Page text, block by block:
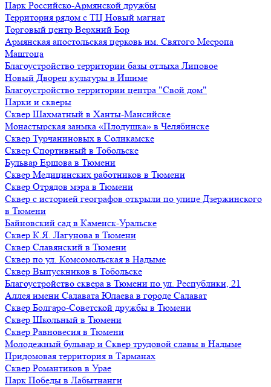
Парк Российско-Армянской дружбы
Территория рядом с ТЦ Новый магнат
Торговый центр Верхний Бор
Армянская апостольская церковь им. Святого Месропа
Маштоца
Благоустройство территории базы отдыха Липовое
Нoвый Двoрeц культуры в Ишимe
Благоустройство территории центра "Свой дом"
Парки и скверы
Сквер Шахматный в Ханты-Мансийске
Монастырская заимка «Плодушка» в Челябинске
Сквер Турчаниновых в Соликамске
Сквер Спортивный в Тобольске
Бульвар Ершова в Тюмени
Сквер Медицинских работников в Тюмени
Сквер Отрядов мэра в Тюмени
Сквер с историей географов открыли по улице Дзержинского
в Тюмени
Байновский сад в Каменск-Уральске
Сквер К.Я. Лагунова в Тюмени
Сквер Славянский в Тюмени
Сквер по ул. Комсомольская в Надыме
Сквер Выпускников в Тобольске
Благоустройство сквера в Тюмени по ул. Республики, 21
Аллея имени Салавата Юлаева в городе Салават
Сквер Болгаро-Советской дружбы в Тюмени
Сквер Школьный в Тюмени
Сквер Равновесия в Тюмени
Молодежный бульвар и Сквер трудовой славы в Надыме
Придомовая территория в Тарманах
Сквер Романтиков в Урае
Парк Победы в Лабытнанги